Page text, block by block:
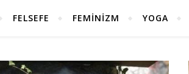
FELSEFE FEMINIZM YOGA